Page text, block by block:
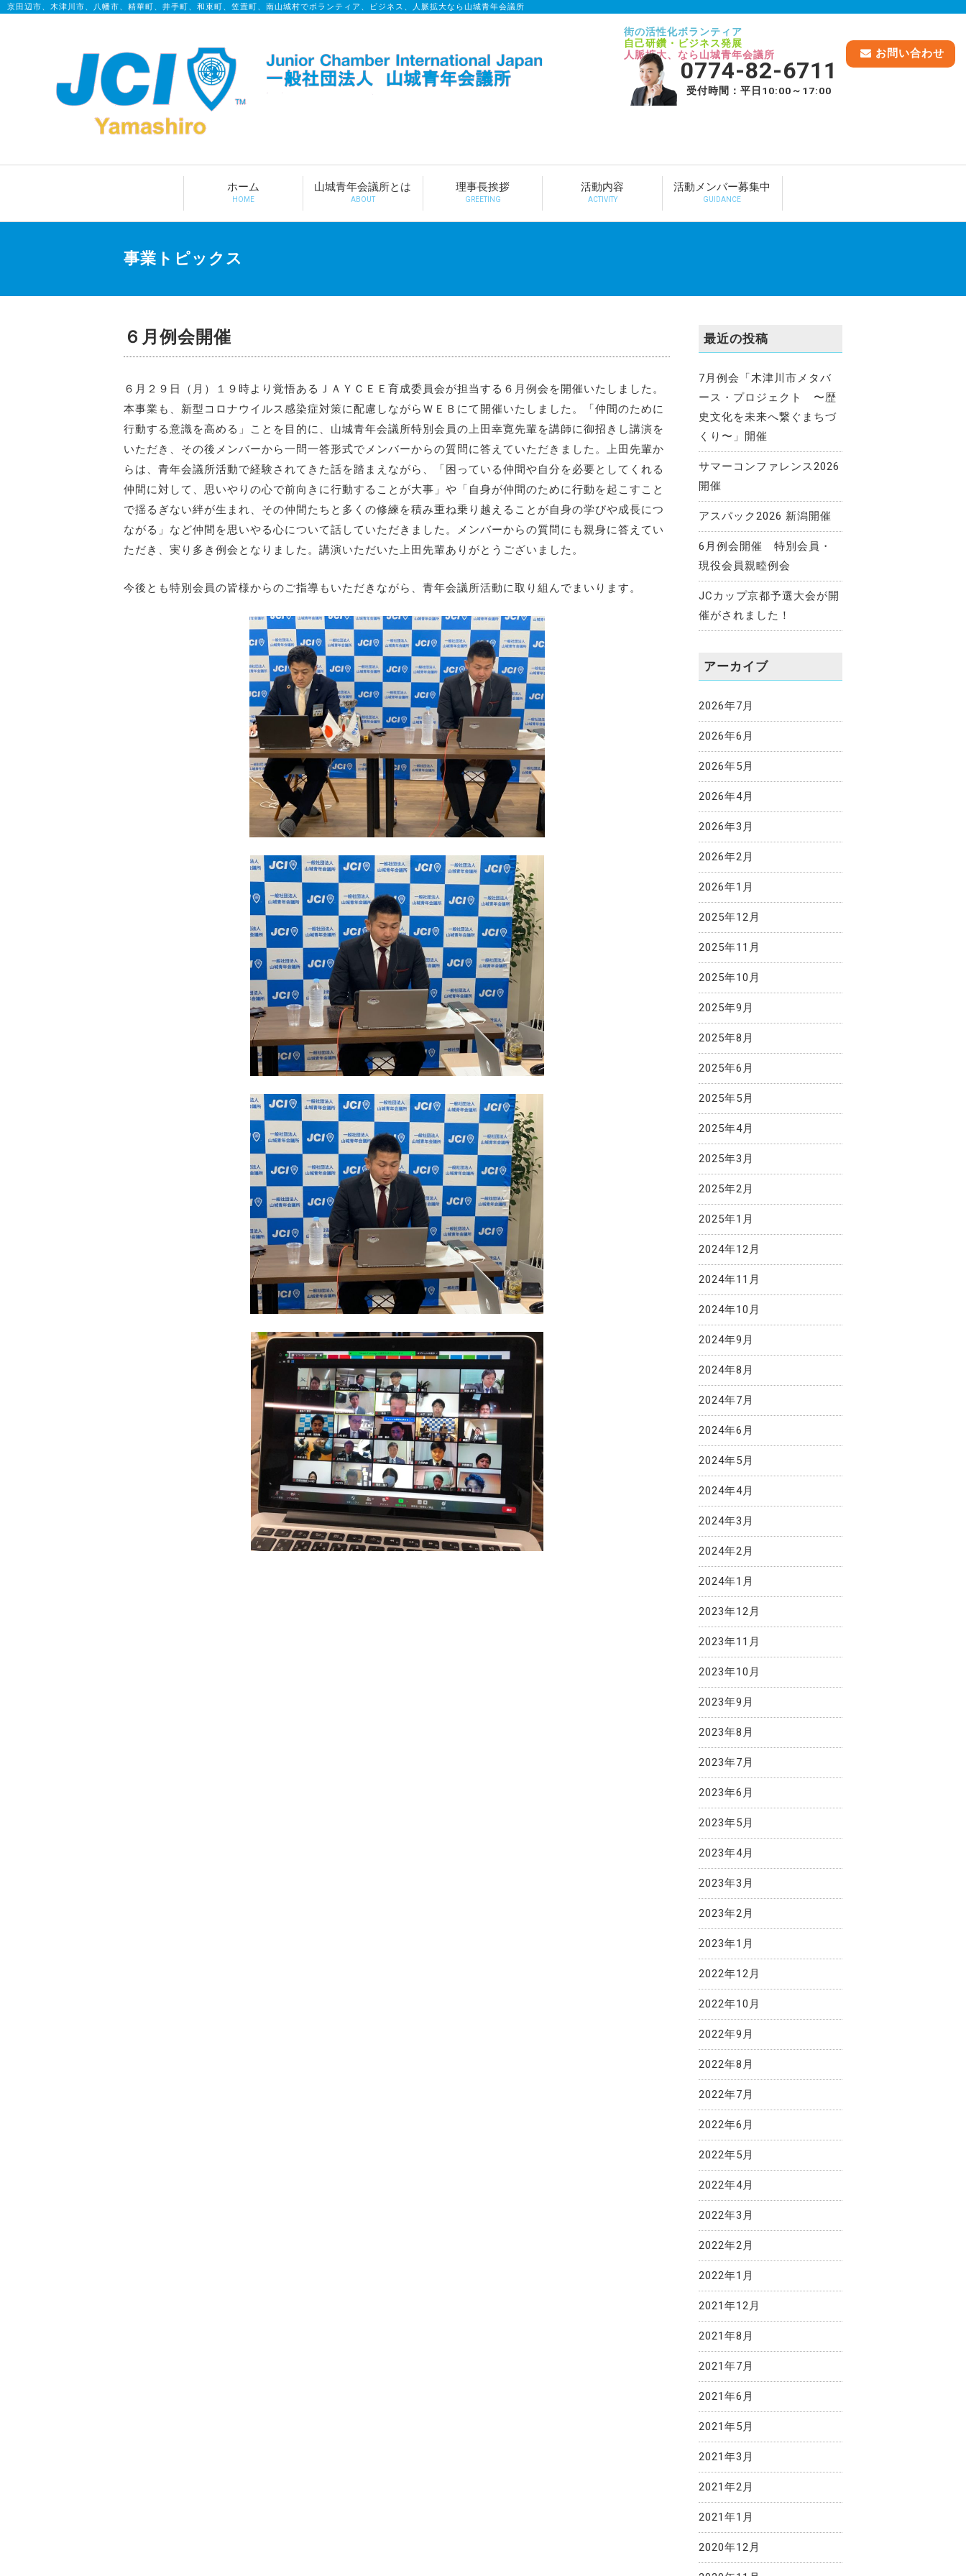
京田辺市、木津川市、八幡市、精華町、井手町、和束町、笠置町、南山城村でボランティア、ビジネス、人脈拡大なら山城青年会議所
街の活性化ボランティア
自己研鑽・ビジネス発展
人脈拡大、なら山城青年会議所
お問い合わせ
0774-82-6711
受付時間：平日10:00～17:00
ホーム
HOME
山城青年会議所とは
ABOUT
理事長挨拶
GREETING
活動内容
ACTIVITY
活動メンバー募集中
GUIDANCE
事業トピックス
６月例会開催
６月２９日（月）１９時より覚悟あるＪＡＹＣＥＥ育成委員会が担当する６月例会を開催いたしました。
本事業も、新型コロナウイルス感染症対策に配慮しながらＷＥＢにて開催いたしました。「仲間のために
行動する意識を高める」ことを目的に、山城青年会議所特別会員の上田幸寛先輩を講師に御招きし講演を
いただき、その後メンバーから一問一答形式でメンバーからの質問に答えていただきました。上田先輩か
らは
、青年会議所活動で経験されてきた話を踏まえながら、「困っている仲間や自分を必要としてくれる
仲間に対して、思いやりの心で前向きに行動することが大事」や「自身が仲間のために行動を起こすこと
で揺るぎない絆が生まれ、その仲間たちと多くの修練を積み重ね乗り越えることが自身の学びや成長につ
ながる」など仲間を思いやる心について話していただきました。メンバーからの質問にも親身に答えてい
ただき、実り多き例会となりました。講演いただいた上田先輩ありがとうございました。
今後とも特別会員の皆様からのご指導もいただきながら、青年会議所活動に取り組んでまいります。
最近の投稿
7月例会「木津川市メタバ
ース・プロジェクト 〜歴
史文化を未来へ繋ぐまちづ
くり〜」開催
サマーコンファレンス2026
開催
アスパック2026 新潟開催
6月例会開催 特別会員・
現役会員親睦例会
JCカップ京都予選大会が開
催がされました！
アーカイブ
2026年7月
2026年6月
2026年5月
2026年4月
2026年3月
2026年2月
2026年1月
2025年12月
2025年11月
2025年10月
2025年9月
2025年8月
2025年6月
2025年5月
2025年4月
2025年3月
2025年2月
2025年1月
2024年12月
2024年11月
2024年10月
2024年9月
2024年8月
2024年7月
2024年6月
2024年5月
2024年4月
2024年3月
2024年2月
2024年1月
2023年12月
2023年11月
2023年10月
2023年9月
2023年8月
2023年7月
2023年6月
2023年5月
2023年4月
2023年3月
2023年2月
2023年1月
2022年12月
2022年10月
2022年9月
2022年8月
2022年7月
2022年6月
2022年5月
2022年4月
2022年3月
2022年2月
2022年1月
2021年12月
2021年8月
2021年7月
2021年6月
2021年5月
2021年3月
2021年2月
2021年1月
2020年12月